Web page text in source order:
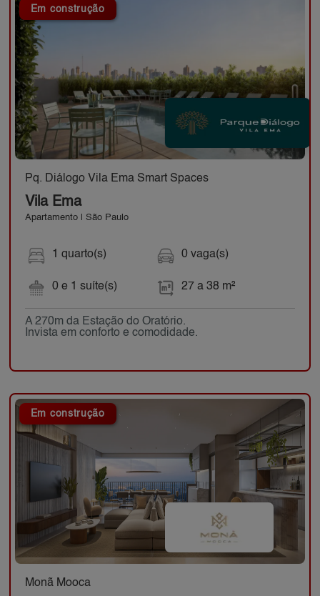
Em construção
Pq. Diálogo Vila Ema Smart Spaces
Vila Ema
Apartamento | São Paulo
1 quarto(s)
0 e 1 suíte(s)
0 vaga(s)
27 a 38 m²
A 270m da Estação do Oratório.
Invista em conforto e comodidade.
Em construção
Monã Mooca